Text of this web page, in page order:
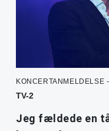
KONCERTANMELDELSE
TV-2
Jeg fældede en